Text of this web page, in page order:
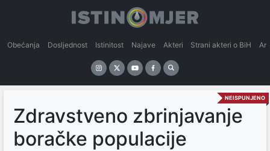
Obećanja Dosljednost Istinitost Najave Akteri Strani akteri o BiH
NEISPUNJENO
Zdravstveno zbrinjavanje
boračke populacije